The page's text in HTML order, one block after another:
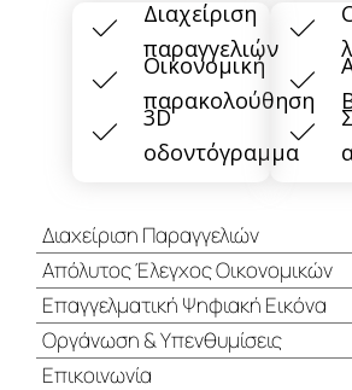
Διαχείριση Παραγγελιών
Απόλυτος Έλεγχος Οικονομικών
Επαγγελματική Ψηφιακή Εικόνα
Οργάνωση & Υπενθυμίσεις
Επικοινωνία
Διαχείριση
παραγγελιών
Οικονομική
παρακολούθηση
3D
οδοντόγραμμα